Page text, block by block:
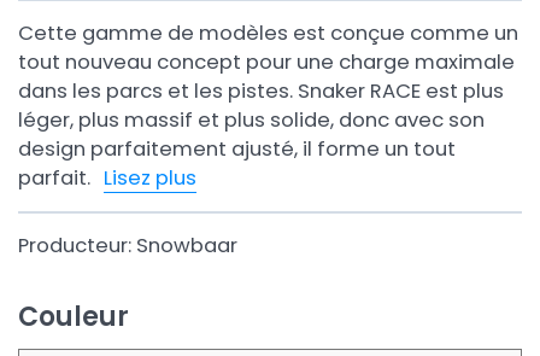
Cette gamme de modèles est conçue comme un
tout nouveau concept pour une charge maximale
dans les parcs et les pistes. Snaker RACE est plus
léger, plus massif et plus solide, donc avec son
design parfaitement ajusté, il forme un tout
parfait. Lisez plus
Producteur: Snowbaar
Couleur